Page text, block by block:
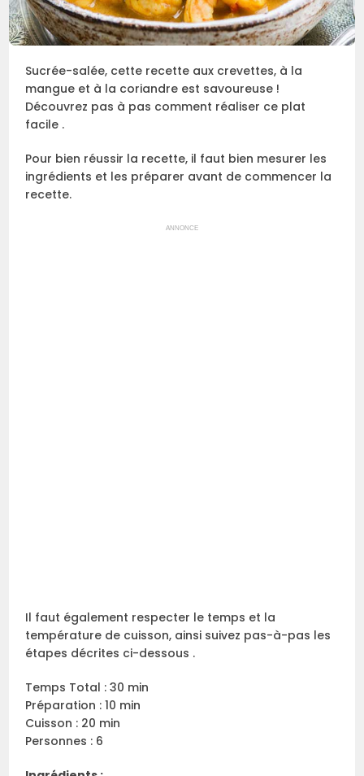
Sucrée-salée, cette recette aux crevettes, à la
mangue et à la coriandre est savoureuse !
Découvrez pas à pas comment réaliser ce plat
facile .
Pour bien réussir la recette, il faut bien mesurer les
ingrédients et les préparer avant de commencer la
recette.
ANNONCE
Il faut également respecter le temps et la
température de cuisson, ainsi suivez pas-à-pas les
étapes décrites ci-dessous .
Temps Total : 30 min
Préparation : 10 min
Cuisson : 20 min
Personnes : 6